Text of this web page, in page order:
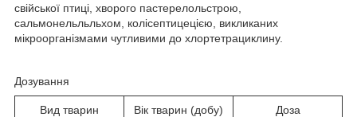
свійської птиці, хворого пастерелольстрою,
сальмонельльльхом, колісептицецією, викликаних
мікроорганізмами чутливими до хлортетрациклину.
Дозування
Вид тварин Вік тварин (добу)
Доза